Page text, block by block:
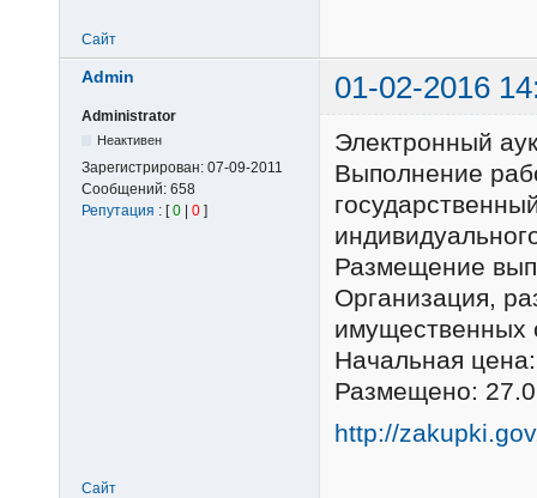
Сайт
Admin 01-02-2016
Administrator
Неактивен
Зарегистрирован: 07-09-2011
Сообщений: 658
Репутация : [0 | 0 ]
Электронный
Выполнение
Размещение
Организация,
имущественных
Начальная
Размещено:
http://
Сайт